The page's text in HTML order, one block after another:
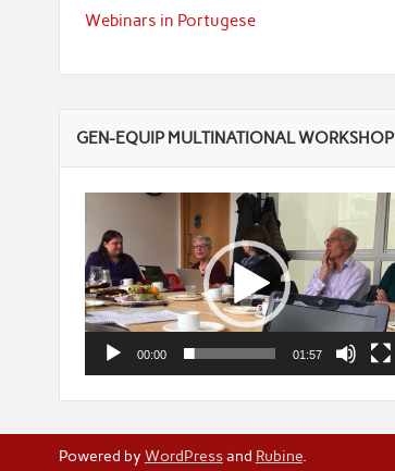
Webinars in Portugese
GEN-EQUIP MULTINATIONAL WORKSHOP
Myndbandsspilari
00:00 01:57
Powered by WordPressand Rubine.